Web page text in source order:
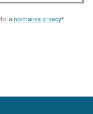
lanormativa privacy*